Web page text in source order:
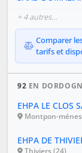
+ 4 autres…
Comparer
tarifs et
92 EN
EHPA LE CLOS
Montpon-
EHPA DE
Thiviers (24)